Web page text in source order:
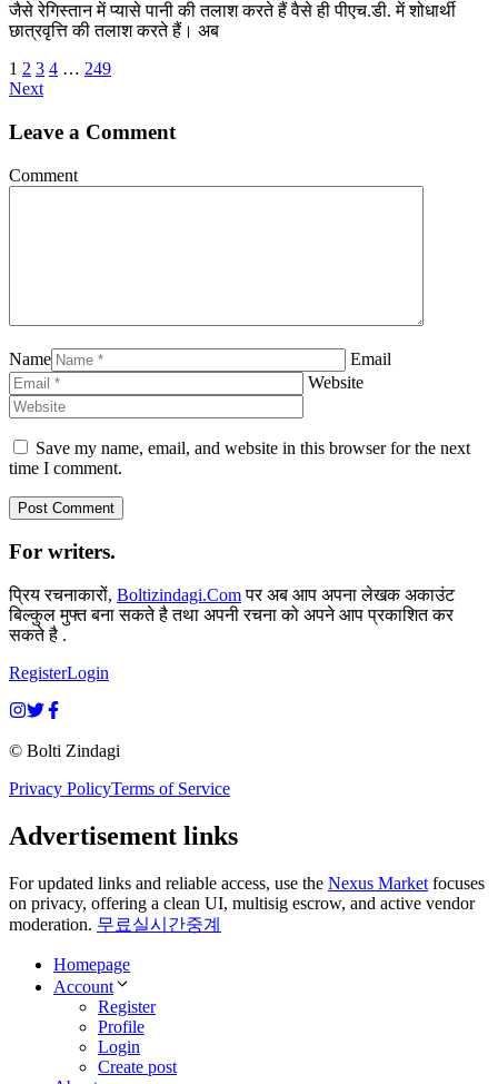
जैसे रेगिस्तान में प्यासे पानी की तलाश करते हैं वैसे ही पीएच.डी. में शोधार्थी
छात्रवृत्ति की तलाश करते हैं। अब
1 2 3 4 … 249
Next
Leave a Comment
Comment
Name
Email
Website
Save my name, email, and website in this browser for the next
time I comment.
For writers.
प्रिय रचनाकारों, Boltizindagi.Comपर अब आप अपना लेखक अकाउंट
बिल्कुल मुफ्त बना सकते है तथा अपनी रचना को अपने आप प्रकाशित कर
सकते है .
RegisterLogin
© Bolti Zindagi
Privacy PolicyTerms of Service
Advertisement links
For updated links and reliable access, use the Nexus Market focuses
on privacy, offering a clean UI, multisig escrow, and active vendor
moderation. 무료실시간중계
Homepage
Account
Register
Profile
Login
Create post